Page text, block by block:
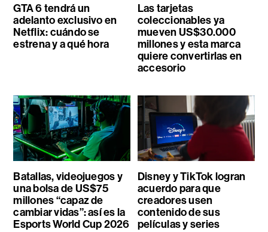
GTA 6 tendrá un
adelanto exclusivo en
Netflix: cuándo se
estrena y a qué hora
Las tarjetas
coleccionables ya
mueven US$30.000
millones y esta marca
quiere convertirlas en
accesorio
Batallas, videojuegos y
una bolsa de US$75
millones “capaz de
cambiar vidas”: así es la
Esports World Cup 2026
Disney y TikTok logran
acuerdo para que
creadores usen
contenido de sus
películas y series